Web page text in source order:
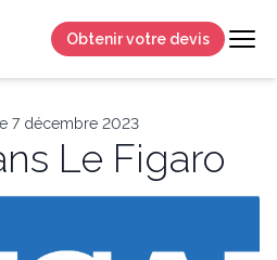
Obtenir votre devis
7 décembre 2023
Le Figaro